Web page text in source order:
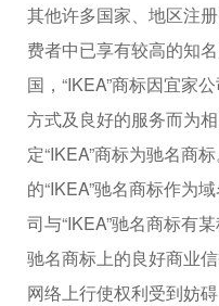
其他许多国家、地区注
费者中已享有较高的知
国，“IKEA”商标因宜家
方式及良好的服务而为
定“IKEA”商标为驰名商
的“IKEA”驰名商标作为
司与“IKEA”驰名商标有
驰名商标上的良好商业
网络上行使权利受到妨